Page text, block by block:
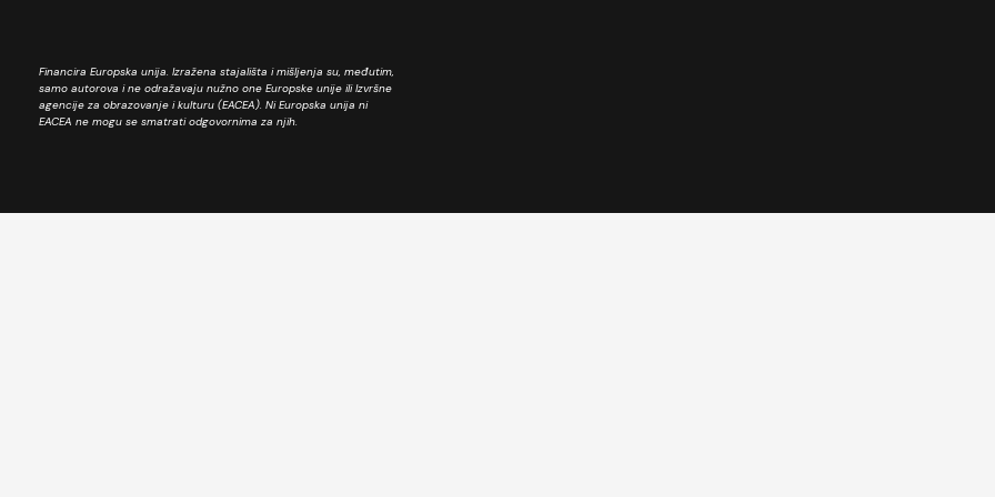
Financira Europska unija. Izražena stajališta i mišljenja su, međutim,
samo autorova i ne odražavaju nužno one Europske unije ili Izvršne
agencije za obrazovanje i kulturu (EACEA). Ni Europska unija ni
EACEA ne mogu se smatrati odgovornima za njih.